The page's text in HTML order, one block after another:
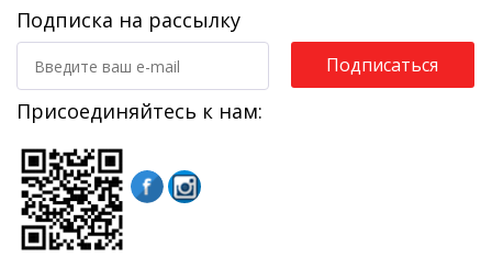
Подписка на рассылку
Подписаться
Присоединяйтесь к нам: